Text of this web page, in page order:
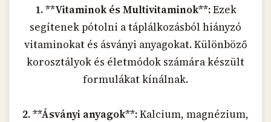
1. **Vitaminok és Multivitaminok**:Ezek
segítenek pótolni a táplálkozásból hiányzó
vitaminokat és ásványi anyagokat. Különböző
korosztályok és életmódok számára készült
formulákat kínálnak.
2. **Ásványi anyagok**:Kalcium, magnézium,